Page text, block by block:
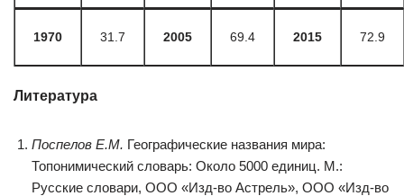
1970 31.7 2005 69.4 2015 72.9
Литература
Поспелов Е.М. Географические названия мира:
Топонимический словарь: Около 5000 единиц. М.:
Русские словари, ООО «Изд-во Астрель», ООО «Изд-во